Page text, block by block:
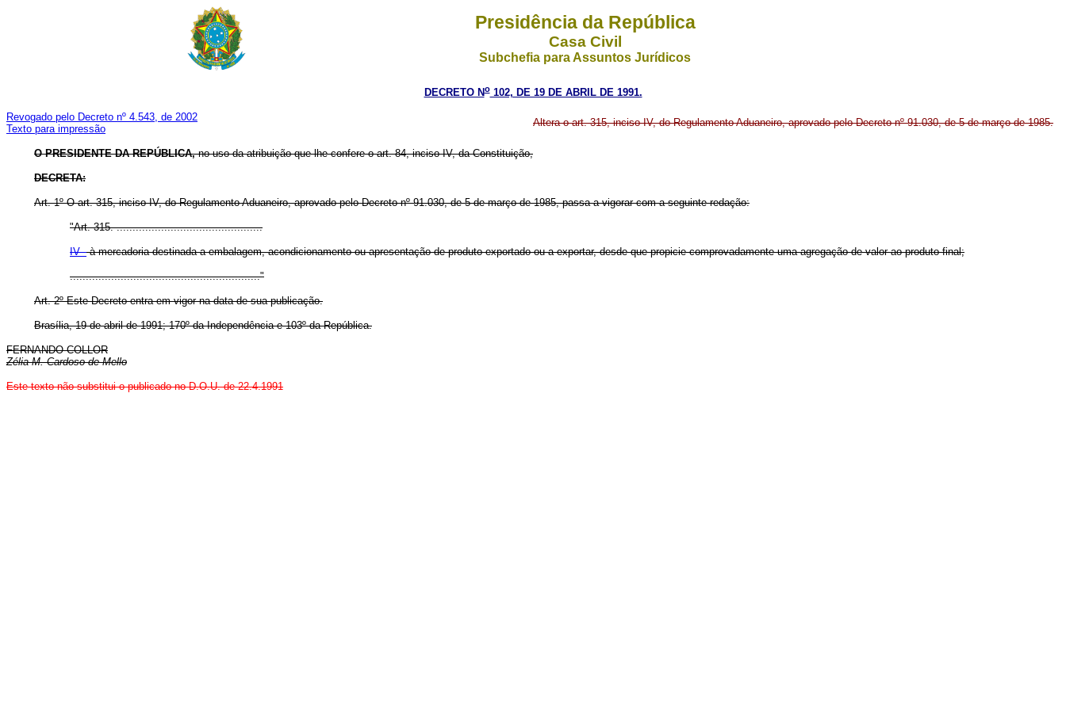
Presidência da República
Casa Civil
Subchefia para Assuntos Jurídicos
DECRETO No102, DE 19 DE ABRIL DE 1991.
Revogado pelo Decreto nº 4.543, de 2002
Texto para impressão
Altera o art. 315, inciso IV, do Regulamento Aduaneiro, aprovado pelo Decreto nº 91.030, de 5 de março de 1985.
O PRESIDENTE DA REPÚBLICA,no uso da atribuição que lhe confere o art. 84, inciso IV, da Constituição,
DECRETA:
Art. 1º O art. 315, inciso IV, do Regulamento Aduaneiro, aprovado pelo Decreto nº 91.030, de 5 de março de 1985, passa a vigorar com a seguinte redação:
"Art. 315. ..............................................
IV -à mercadoria destinada a embalagem, acondicionamento ou apresentação de produto exportado ou a exportar, desde que propicie comprovadamente uma agregação de valor ao produto final;
............................................................"
Art. 2º Este Decreto entra em vigor na data de sua publicação.
Brasília, 19 de abril de 1991; 170º da Independência e 103º da República.
FERNANDO COLLOR
Zélia M. Cardoso de Mello
Este texto não substitui o publicado no D.O.U. de 22.4.1991